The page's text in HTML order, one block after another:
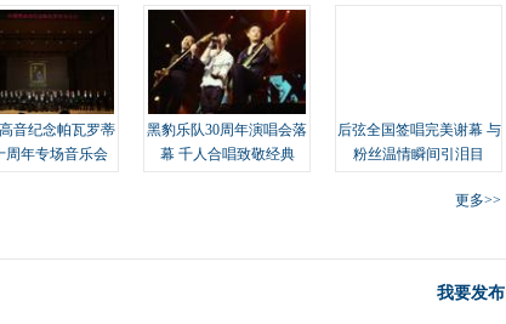
音纪念帕瓦罗蒂
周年专场音乐会
黑豹乐队30周年演唱会落
幕 千人合唱致敬经典
后弦全国签唱完美谢幕 与
粉丝温情瞬间引泪目
更多>>
我要发布